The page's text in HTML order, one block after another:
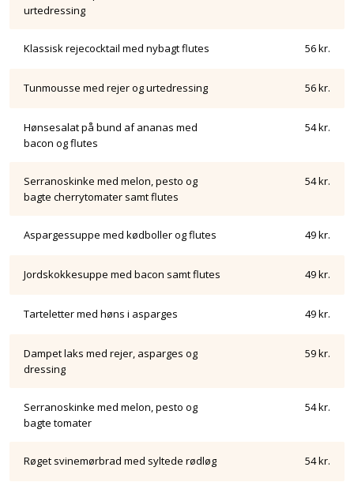
urtedressing​
Klassisk rejecocktail med nybagt flutes ​56 kr.
Tunmousse med rejer og urtedressing ​56 kr.
Hønsesalat på bund af ananas med
bacon og flutes
​54 kr.
Serranoskinke med melon, pesto og
bagte cherrytomater samt flutes
54 kr.
Aspargessuppe med kødboller og flutes 49 kr.
Jordskokkesuppe med bacon samt flutes 49 kr.
Tarteletter med høns i asparges 49 kr.
Dampet laks med rejer, asparges og
dressing
59 kr.
Serranoskinke med melon, pesto og
bagte tomater
54 kr.
Røget svinemørbrad med syltede rødløg 54 kr.